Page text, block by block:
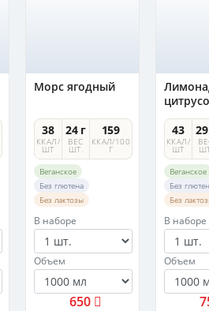
Морс ягодный
38
ККАЛ/
ШТ
24 г
ВЕС
ШТ.
159
ККАЛ/100
Г
Веганское
Без глютена
Без лактозы
В наборе
Объем
650
43
ККАЛ/
ШТ
Веганское
Без
Без
В наборе
Объем